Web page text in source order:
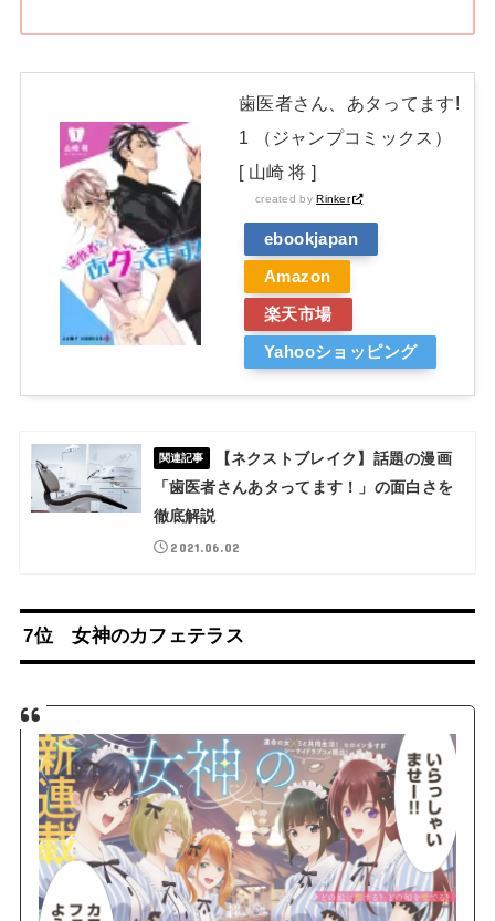
歯医者さん、あタってます!
1 （ジャンプコミックス）
[ 山崎 将 ]
created byRinker
ebookjapan
Amazon
楽天市場
Yahooショッピング
関連記事
【ネクストブレイク】話題の漫画
「歯医者さんあタってます！」の面白さを
徹底解説
2021.06.02
7位 女神のカフェテラス